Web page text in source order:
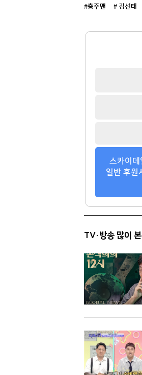
98
#충주맨 # 김선태
스카이
일반 후원
TV·방송 많이